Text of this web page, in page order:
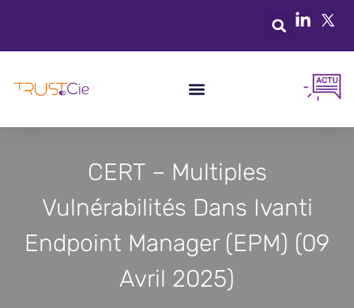
CERT – Multiples
Vulnérabilités Dans Ivanti
Endpoint Manager (EPM) (09
Avril 2025)